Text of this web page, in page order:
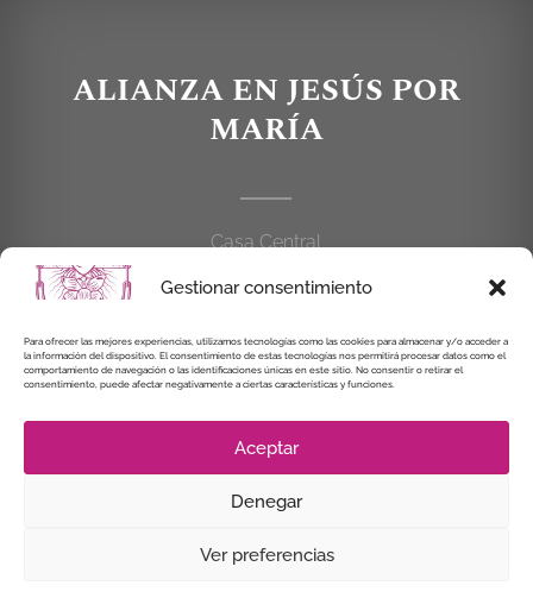
Gestionar consentimiento
Para ofrecer las mejores experiencias, utilizamos tecnologías como las cookies para almacenar y/o acceder a
la información del dispositivo. El consentimiento de estas tecnologías nos permitirá procesar datos como el
comportamiento de navegación o las identificaciones únicas en este sitio. No consentir o retirar el
consentimiento, puede afectar negativamente a ciertas características y funciones.
Aceptar
Denegar
Ver preferencias
ALIANZA EN JESÚS POR
MARÍA
Casa Central
C/Cardenal Cisneros, 55
914 462 114
alianzaenjesuspormaria@gmail.com